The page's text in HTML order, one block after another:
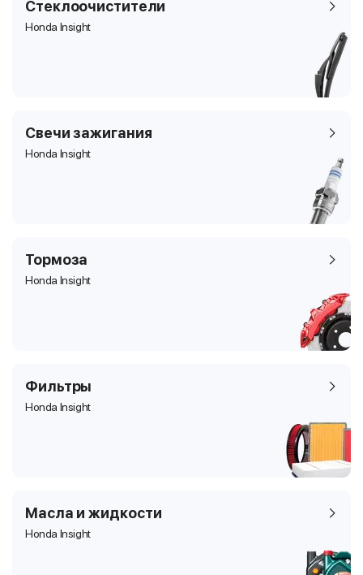
Стеклоочистители
Honda Insight
Свечи зажигания
Honda Insight
Тормоза
Honda Insight
Фильтры
Honda Insight
Масла и жидкости
Honda Insight